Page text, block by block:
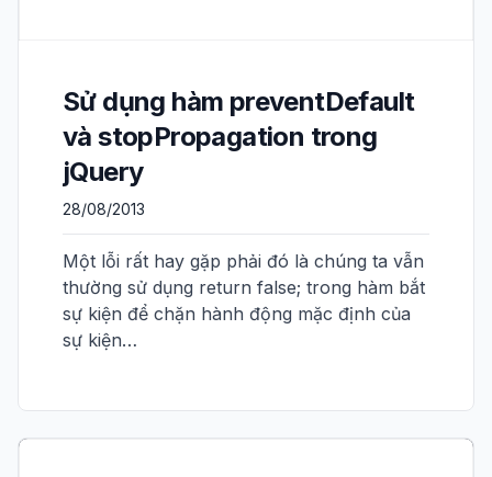
Sử dụng hàm preventDefault
và stopPropagation trong
jQuery
28/08/2013
Một lỗi rất hay gặp phải đó là chúng ta vẫn
thường sử dụng return false; trong hàm bắt
sự kiện để chặn hành động mặc định của
sự kiện…